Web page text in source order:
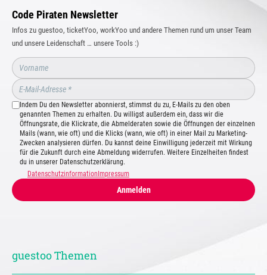
Code Piraten Newsletter
Infos zu guestoo, ticketYoo, workYoo und andere Themen rund um unser Team
und unsere Leidenschaft … unsere Tools :)
Indem Du den Newsletter abonnierst, stimmst du zu, E-Mails zu den oben
genannten Themen zu erhalten. Du willigst außerdem ein, dass wir die
Öffnungsrate, die Klickrate, die Abmelderaten sowie die Öffnungen der einzelnen
Mails (wann, wie oft) und die Klicks (wann, wie oft) in einer Mail zu Marketing-
Zwecken analysieren dürfen. Du kannst deine Einwilligung jederzeit mit Wirkung
für die Zukunft durch eine Abmeldung widerrufen. Weitere Einzelheiten findest
du in unserer Datenschutzerklärung.
Datenschutzinformation Impressum
Anmelden
guestoo Themen